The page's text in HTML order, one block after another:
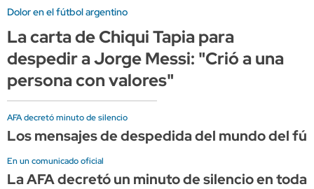
Dolor en el fútbol argentino
La carta de Chiqui Tapia para
despedir a Jorge Messi: "Crió a una
persona con valores"
AFA decretó minuto de silencio
Los mensajes de despedida del mundo del
En un comunicado oficial
La AFA decretó un minuto de silencio en